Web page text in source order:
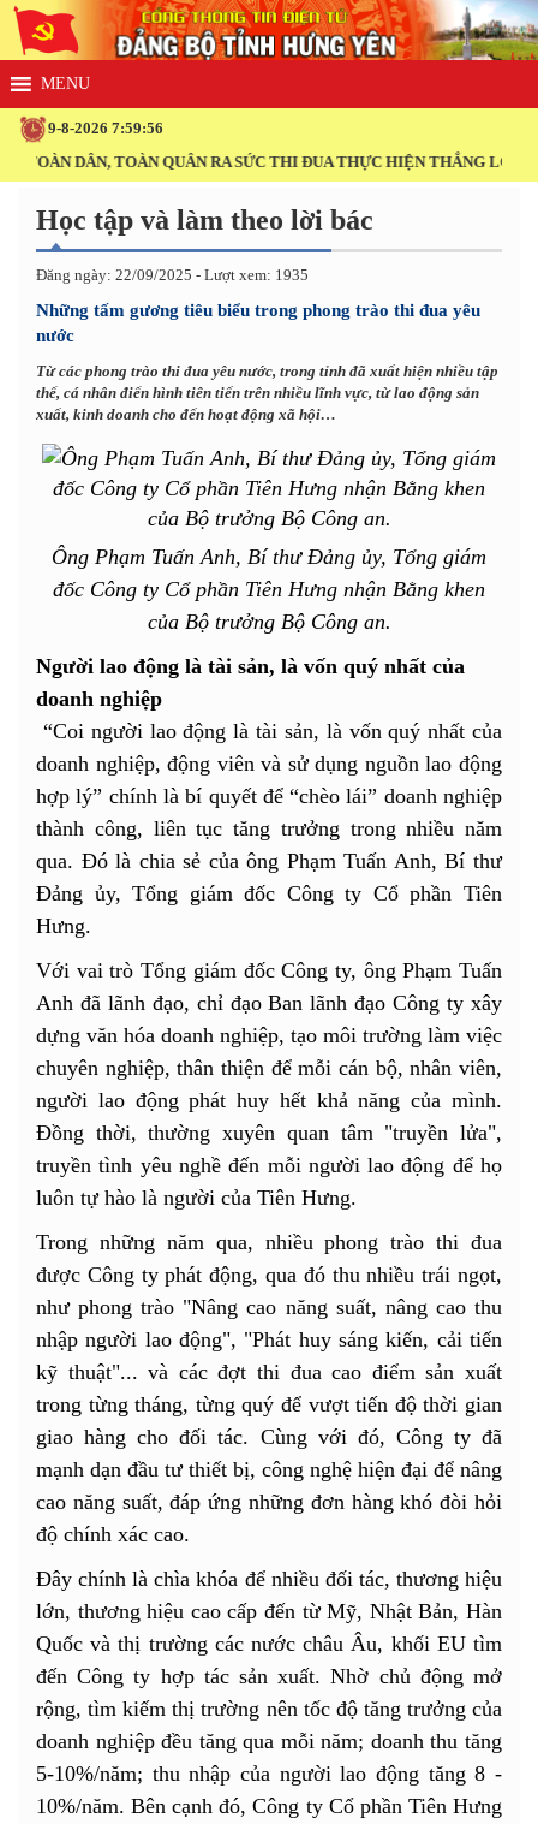
9-8-2026 7:59:57
DÂN, TOÀN QUÂN RA SỨC THI ĐUA THỰC HIỆN THẮNG LỢI NGHỊ
Học tập và làm theo lời bác
Đăng ngày: 22/09/2025 - Lượt xem: 1935
Những tấm gương tiêu biểu trong phong trào thi đua yêu
nước
Từ các phong trào thi đua yêu nước, trong tỉnh đã xuất hiện nhiều tập
thể, cá nhân điển hình tiên tiến trên nhiều lĩnh vực, từ lao động sản
xuất, kinh doanh cho đến hoạt động xã hội…
Ông Phạm Tuấn Anh, Bí thư Đảng ủy, Tổng giám
đốc Công ty Cổ phần Tiên Hưng nhận Bằng khen
của Bộ trưởng Bộ Công an.
Người lao động là tài sản, là vốn quý nhất của
doanh nghiệp
“Coi người lao động là tài sản, là vốn quý nhất của
doanh nghiệp, động viên và sử dụng nguồn lao động
hợp lý” chính là bí quyết để “chèo lái” doanh nghiệp
thành công, liên tục tăng trưởng trong nhiều năm
qua. Đó là chia sẻ của ông Phạm Tuấn Anh, Bí thư
Đảng ủy, Tổng giám đốc Công ty Cổ phần Tiên
Hưng.
Với vai trò Tổng giám đốc Công ty, ông Phạm Tuấn
Anh đã lãnh đạo, chỉ đạo Ban lãnh đạo Công ty xây
dựng văn hóa doanh nghiệp, tạo môi trường làm việc
chuyên nghiệp, thân thiện để mỗi cán bộ, nhân viên,
người lao động phát huy hết khả năng của mình.
Đồng thời, thường xuyên quan tâm "truyền lửa",
truyền tình yêu nghề đến mỗi người lao động để họ
luôn tự hào là người của Tiên Hưng.
Trong những năm qua, nhiều phong trào thi đua
được Công ty phát động, qua đó thu nhiều trái ngọt,
như phong trào "Nâng cao năng suất, nâng cao thu
nhập người lao động", "Phát huy sáng kiến, cải tiến
kỹ thuật"... và các đợt thi đua cao điểm sản xuất
trong từng tháng, từng quý để vượt tiến độ thời gian
giao hàng cho đối tác. Cùng với đó, Công ty đã
mạnh dạn đầu tư thiết bị, công nghệ hiện đại để nâng
cao năng suất, đáp ứng những đơn hàng khó đòi hỏi
độ chính xác cao.
Đây chính là chìa khóa để nhiều đối tác, thương hiệu
lớn, thương hiệu cao cấp đến từ Mỹ, Nhật Bản, Hàn
Quốc và thị trường các nước châu Âu, khối EU tìm
đến Công ty hợp tác sản xuất. Nhờ chủ động mở
rộng, tìm kiếm thị trường nên tốc độ tăng trưởng của
doanh nghiệp đều tăng qua mỗi năm; doanh thu tăng
5-10%/năm; thu nhập của người lao động tăng 8 -
10%/năm. Bên cạnh đó, Công ty Cổ phần Tiên Hưng